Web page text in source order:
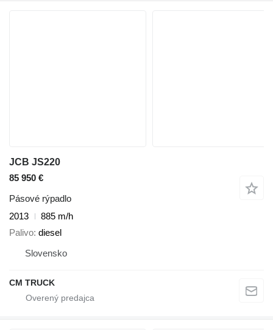
JCB JS220
85 950 €
Pásové rýpadlo
2013
885 m/h
Palivo diesel
Slovensko
CM TRUCK